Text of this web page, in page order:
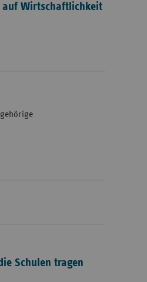
auf Wirtschaftlichkeit
Schulen tragen